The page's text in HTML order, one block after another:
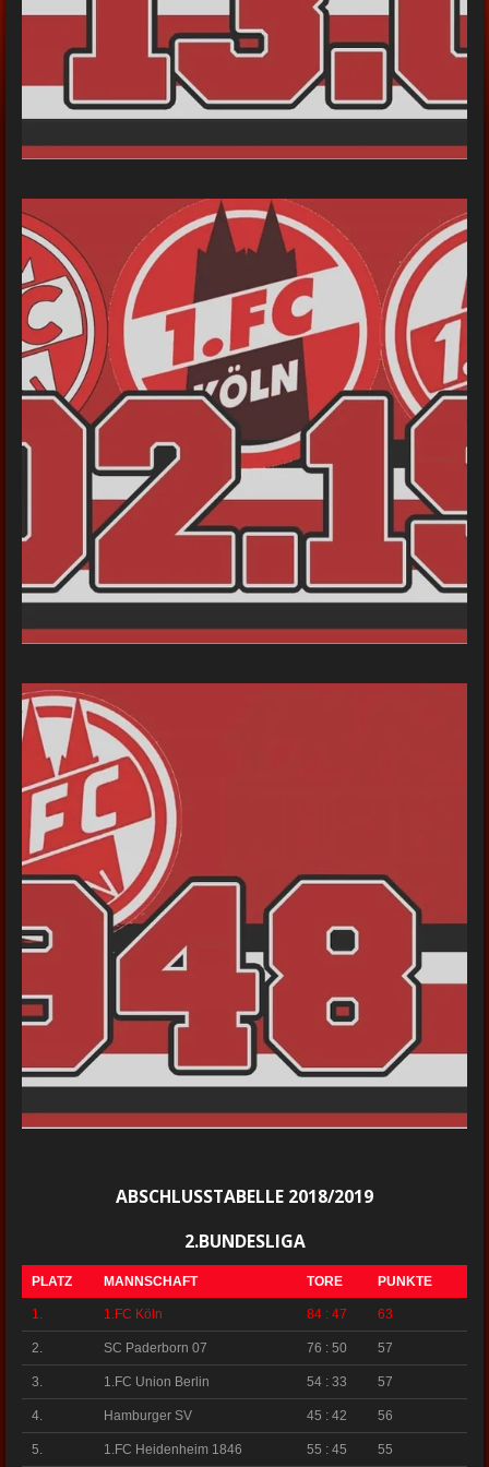
ABSCHLUSSTABELLE 2018/2019
2.BUNDESLIGA
PLATZ MANNSCHAFT TORE PUNKTE
1. 1.FC Köln 84 : 47 63
2. SC Paderborn 07 76 : 50 57
3. 1.FC Union Berlin 54 : 33 57
4. Hamburger SV 45 : 42 56
5. 1.FC Heidenheim 1846 55 : 45 55